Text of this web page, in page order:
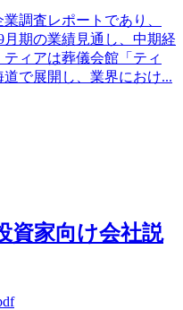
調査レポートであり、
月期の業績見通し、中期経
ィアは葬儀会館「ティ
で展開し、業界におけ...
資家向け会社説